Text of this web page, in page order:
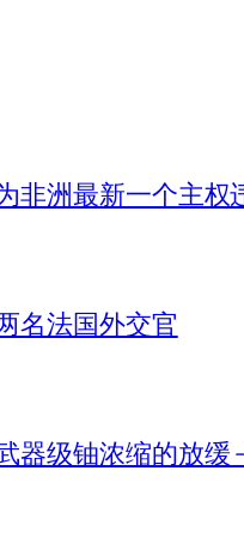
非洲最新一个主权
名法国外交官
器级铀浓缩的放缓